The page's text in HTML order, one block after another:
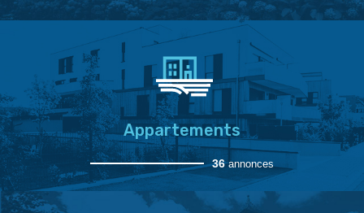
Appartements
36annonces